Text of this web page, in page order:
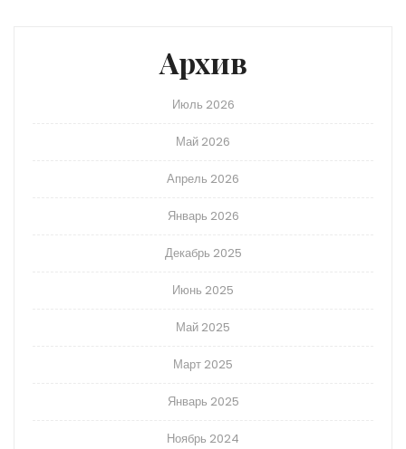
Архив
Июль 2026
Май 2026
Апрель 2026
Январь 2026
Декабрь 2025
Июнь 2025
Май 2025
Март 2025
Январь 2025
Ноябрь 2024